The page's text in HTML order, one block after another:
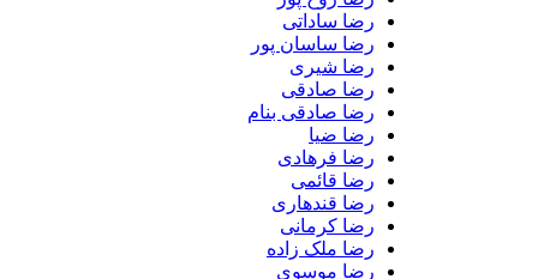
رضا ساداتی
رضا ساسان پور
رضا شیری
رضا صادقی
رضا صادقی بنام
رضا ضیا
رضا فرهادی
رضا قائمی
رضا قندهاری
رضا کرمانی
رضا ملک زاده
رضا موسوی